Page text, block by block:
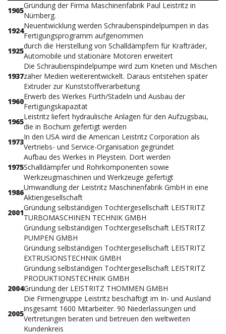
1905
Gründung der Firma Maschinenfabrik Paul Leistritz in
Nürnberg.
1924
Neuentwicklung werden Schraubenspindelpumpen in das
Fertigungsprogramm aufgenommen
1925
durch die Herstellung von Schalldämpfern für Krafträder,
Automobile und stationäre Motoren erweitert
1937
Die Schraubenspindelpumpe wird zum Kneten und Mischen
zäher Medien weiterentwickelt. Daraus entstehen später
Extruder zur Kunststoffverarbeitung
1960
Erwerb des Werkes Fürth/Stadeln und Ausbau der
Fertigungskapazität
1965
Leistritz liefert hydraulische Anlagen für den Aufzugsbau,
die in Bochum gefertigt werden
1973
In den USA wird die American Leistritz Corporation als
Vertriebs- und Service-Organisation gegründet
1975
Aufbau des Werkes in Pleystein. Dort werden
Schalldämpfer und Rohrkomponenten sowie
Werkzeugmaschinen und Werkzeuge gefertigt
1986
Umwandlung der Leistritz Maschinenfabrik GmbH in eine
Aktiengesellschaft
2001
Gründung selbständigen Tochtergesellschaft LEISTRITZ
TURBOMASCHINEN TECHNIK GMBH
Gründung selbständigen Tochtergesellschaft LEISTRITZ
PUMPEN GMBH
Gründung selbständigen Tochtergesellschaft LEISTRITZ
EXTRUSIONSTECHNIK GMBH
Gründung selbständigen Tochtergesellschaft LEISTRITZ
PRODUKTIONSTECHNIK GMBH
2004Gründung der LEISTRITZ THOMMEN GMBH
2005
Die Firmengruppe Leistritz beschäftigt im In- und Ausland
insgesamt 1600 Mitarbeiter. 90 Niederlassungen und
Vertretungen beraten und betreuen den weltweiten
Kundenkreis